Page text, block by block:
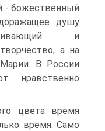
- божест­венный
душу
и
а на
В России
нравственно
цвета время
время. Само